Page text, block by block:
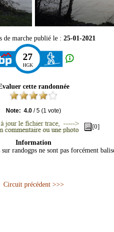
de marche publié le : 25-01-2021
27
HGK
cette randonnée
Note: 4.0 /5 (1 vote)
[0]
Information
randogps ne sont pas forcément
Circuit précédent >>>